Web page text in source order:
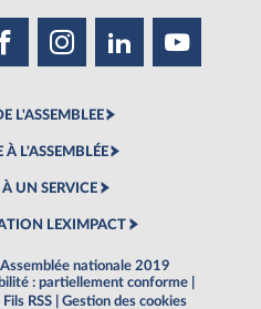
L'ASSEMBLEE
À L'ASSEMBLÉE
UN SERVICE
LEXIMPACT
nationale 2019
: partiellement conforme
Fils RSS
Gestion des cookies